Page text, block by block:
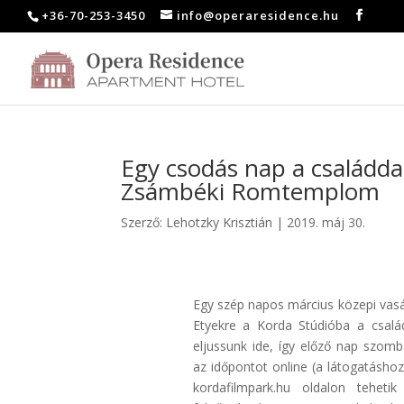
+36-70-253-3450 info@operaresidence.hu
Egy csodás nap a
Zsámbéki Romtemplom
Szerző: Lehotzky Krisztián | 2019. máj 30.
Egy szép napos március közepi
Etyekre a Korda Stúdióba a
eljussunk ide, így előző nap
az időpontot online (a
kordafilmpark.hu oldalon